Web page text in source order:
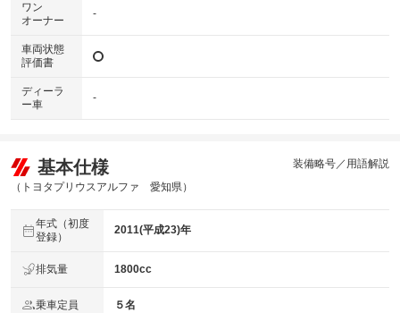
ワン
オーナー
-
車両状態
評価書
ディーラ
ー車
-
基本仕様
（トヨタプリウスアルファ 愛知県）
装備略号／用語解説
年式（初度
登録）
2011(平成23)年
排気量 1800cc
乗車定員 ５名